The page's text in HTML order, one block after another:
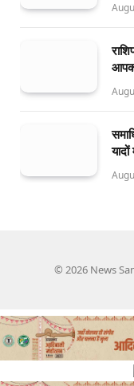
© 2026 News